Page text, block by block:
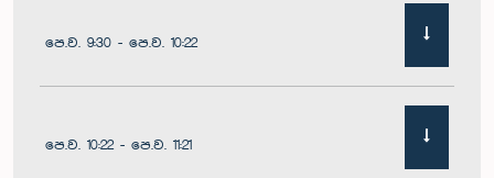
පෙ.ව. 9:30 - පෙ.ව. 10:22
පෙ.ව. 10:22 - පෙ.ව. 11:21